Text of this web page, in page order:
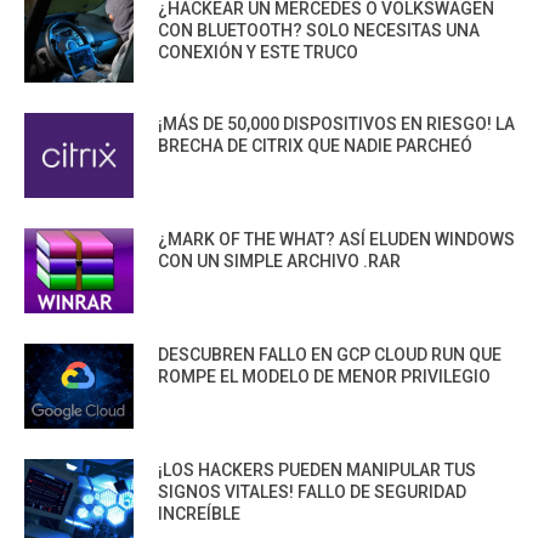
¿HACKEAR UN MERCEDES O VOLKSWAGEN
CON BLUETOOTH? SOLO NECESITAS UNA
CONEXIÓN Y ESTE TRUCO
¡MÁS DE 50,000 DISPOSITIVOS EN RIESGO! LA
BRECHA DE CITRIX QUE NADIE PARCHEÓ
¿MARK OF THE WHAT? ASÍ ELUDEN WINDOWS
CON UN SIMPLE ARCHIVO .RAR
DESCUBREN FALLO EN GCP CLOUD RUN QUE
ROMPE EL MODELO DE MENOR PRIVILEGIO
¡LOS HACKERS PUEDEN MANIPULAR TUS
SIGNOS VITALES! FALLO DE SEGURIDAD
INCREÍBLE